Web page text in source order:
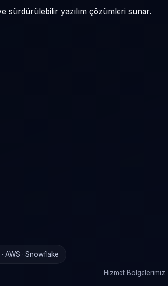
sürdürülebilir yazılım çözümleri sunar.
AWS · Snowflake
Hizmet Bölgelerimiz